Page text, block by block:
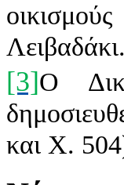
[3]Ο
και Χ.